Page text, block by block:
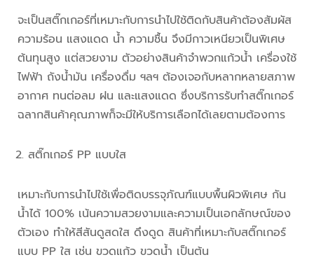
จะเป็นสติ๊กเกอร์ที่เหมาะกับการนำไปใช้ติดกับสินค้าต้องสัมผัส
ความร้อน แสงแดด น้ำ ความชื้น จึงมีกาวเหนียวเป็นพิเศษ
ต้นทุนสูง แต่สวยงาม ตัวอย่างสินค้าจำพวกแก้วน้ำ เครื่องใช้
ไฟฟ้า ถังน้ำมัน เครื่องดื่ม ฯลฯ ต้องเจอกับหลากหลายสภาพ
อากาศ ทนต่อลม ฝน และแสงแดด ซึ่งบริการรับทำสติ๊กเกอร์
ฉลากสินค้าคุณภาพก็จะมีให้บริการเลือกได้เลยตามต้องการ
สติ๊กเกอร์ PP แบบใส
เหมาะกับการนำไปใช้เพื่อติดบรรจุภัณฑ์แบบพื้นผิวพิเศษ กัน
น้ำได้ 100% เน้นความสวยงามและความเป็นเอกลักษณ์ของ
ตัวเอง ทำให้สีสันดูสดใส ดึงดูด สินค้าที่เหมาะกับสติ๊กเกอร์
แบบ PP ใส เช่น ขวดแก้ว ขวดน้ำ เป็นต้น